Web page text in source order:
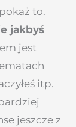
to.
jakbyś
jest
itp.
jeszcze z